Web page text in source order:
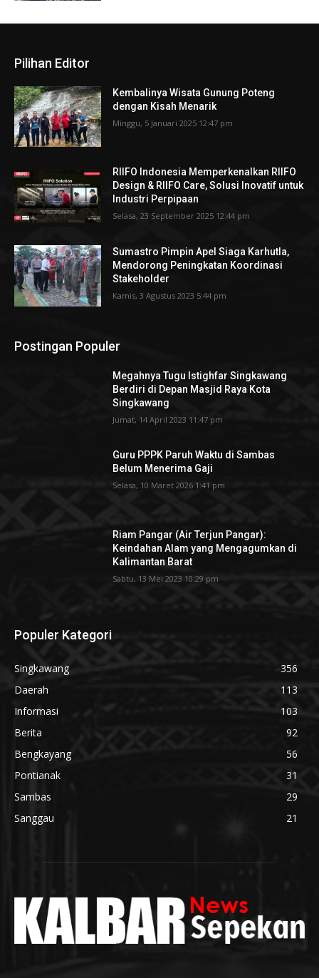
Pilihan Editor
Kembalinya Wisata Gunung Poteng
dengan Kisah Menarik
Minggu, 5 Januari 2025 12:47 pm
RIIFO Indonesia Memperkenalkan RIIFO
Design & RIIFO Care, Solusi Inovatif untuk
Industri Perpipaan
Selasa, 23 September 2025 12:44 pm
Sumastro Pimpin Apel Siaga Karhutla,
Mendorong Peningkatan Koordinasi
Stakeholder
Kamis, 3 Agustus 2023 5:44 pm
Postingan Populer
Megahnya Tugu Istighfar Singkawang
Berdiri di Depan Masjid Raya Kota
Singkawang
Jumat, 14 April 2023 11:47 pm
Guru PPPK Paruh Waktu di Sambas
Belum Menerima Gaji
Selasa, 10 Maret 2026 1:41 pm
Riam Pangar (Air Terjun Pangar):
Keindahan Alam yang Mengagumkan di
Kalimantan Barat
Sabtu, 13 Mei 2023 10:29 pm
Populer Kategori
Singkawang
356
Daerah
113
Informasi
103
Berita
92
Bengkayang
56
Pontianak
31
Sambas
29
Sanggau
21